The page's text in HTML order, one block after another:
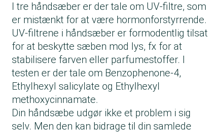
I tre håndsæber er der tale om UV-filtre, som
er mistænkt for at være hormonforstyrrende.
UV-filtrene i håndsæber er formodentlig tilsat
for at beskytte sæben mod lys, fx for at
stabilisere farven eller parfumestoffer. I
testen er der tale om Benzophenone-4,
Ethylhexyl salicylate og Ethylhexyl
methoxycinnamate.
Din håndsæbe udgør ikke et problem i sig
selv. Men den kan bidrage til din samlede